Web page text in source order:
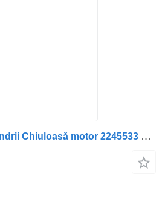
Capul blocului de cilindrii Chiuloasă motor 2245533 pentru camion Scania /575999/2040538/2054325